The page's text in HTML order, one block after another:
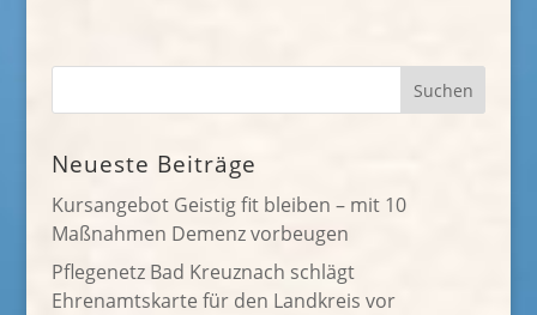
Neueste Beiträge
Kursangebot Geistig fit bleiben – mit 10
Maßnahmen Demenz vorbeugen
Pflegenetz Bad Kreuznach schlägt
Ehrenamtskarte für den Landkreis vor